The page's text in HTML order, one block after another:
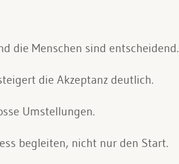
die Menschen sind entscheidend.
die Akzeptanz deutlich.
Umstellungen.
begleiten, nicht nur den Start.